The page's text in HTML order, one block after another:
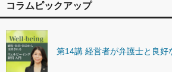
コラムピックアップ
第14講 経営者が弁護士と良好